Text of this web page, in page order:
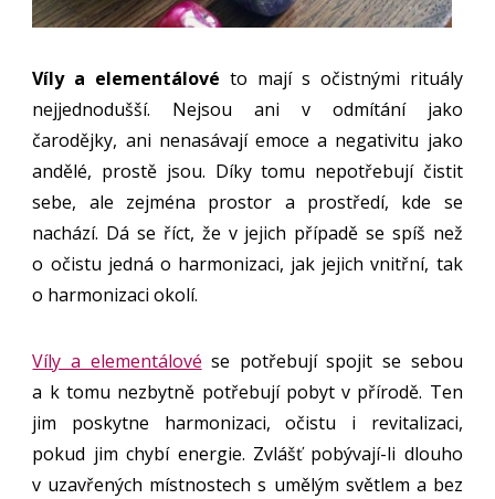
Víly a elementálové to mají s očistnými rituály
nejjednodušší. Nejsou ani v odmítání jako
čarodějky, ani nenasávají emoce a negativitu jako
andělé, prostě jsou. Díky tomu nepotřebují čistit
sebe, ale zejména prostor a prostředí, kde se
nachází. Dá se říct, že v jejich případě se spíš než
o očistu jedná o harmonizaci, jak jejich vnitřní, tak
o harmonizaci okolí.
Víly a elementálové se potřebují spojit se sebou
a k tomu nezbytně potřebují pobyt v přírodě. Ten
jim poskytne harmonizaci, očistu i revitalizaci,
pokud jim chybí energie. Zvlášť pobývají-li dlouho
v uzavřených místnostech s umělým světlem a bez